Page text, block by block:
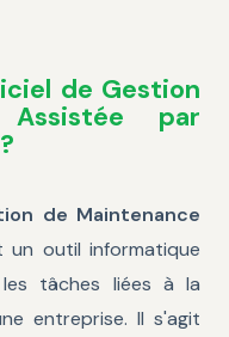
de Gestion
par
de Maintenance
un outil informatique
tâches liées à la
entreprise. Il s'agit